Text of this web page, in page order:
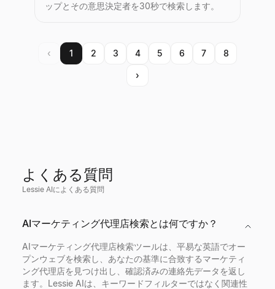
ップとその意思決定者を30秒で検索します。
‹ 1 2 3 4 5 6 7 8
›
よくある質問
Lessie AIによくある質問
AIマーケティング代理店検索とは何ですか？
AIマーケティング代理店検索ツールは、平易な英語でオー
プンウェブを検索し、あなたの基準に合致するマーケティ
ング代理店を見つけ出し、確認済みの連絡先データを返し
ます。Lessie AIは、キーワードフィルターではなく関連性